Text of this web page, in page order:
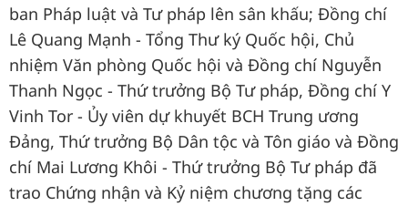
ban Pháp luật và Tư pháp lên sân khấu; Đồng chí
Lê Quang Mạnh - Tổng Thư ký Quốc hội, Chủ
nhiệm Văn phòng Quốc hội và Đồng chí Nguyễn
Thanh Ngọc - Thứ trưởng Bộ Tư pháp, Đồng chí Y
Vinh Tor - Ủy viên dự khuyết BCH Trung ương
Đảng, Thứ trưởng Bộ Dân tộc và Tôn giáo và Đồng
chí Mai Lương Khôi - Thứ trưởng Bộ Tư pháp đã
trao Chứng nhận và Kỷ niệm chương tặng các